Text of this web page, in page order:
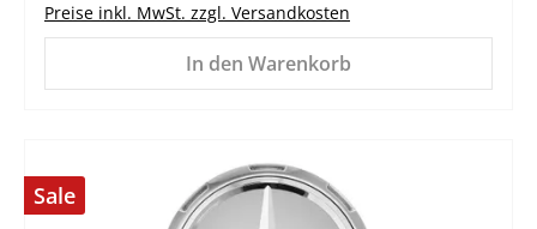
Preise inkl. MwSt. zzgl. Versandkosten
In den Warenkorb
Sale